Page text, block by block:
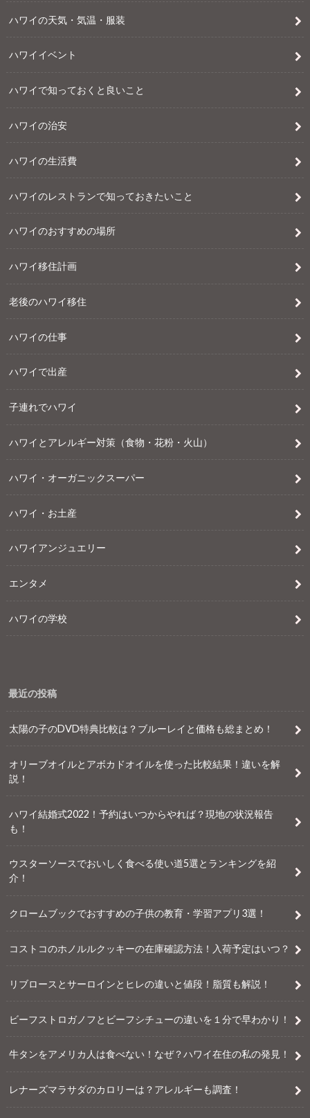
ハワイの天気・気温・服装
ハワイイベント
ハワイで知っておくと良いこと
ハワイの治安
ハワイの生活費
ハワイのレストランで知っておきたいこと
ハワイのおすすめの場所
ハワイ移住計画
老後のハワイ移住
ハワイの仕事
ハワイで出産
子連れでハワイ
ハワイとアレルギー対策（食物・花粉・火山）
ハワイ・オーガニックスーパー
ハワイ・お土産
ハワイアンジュエリー
エンタメ
ハワイの学校
最近の投稿
太陽の子のDVD特典比較は？ブルーレイと価格も総まとめ！
オリーブオイルとアボカドオイルを使った比較結果！違いを解
説！
ハワイ結婚式2022！予約はいつからやれば？現地の状況報告
も！
ウスターソースでおいしく食べる使い道5選とランキングを紹
介！
クロームブックでおすすめの子供の教育・学習アプリ3選！
コストコのホノルルクッキーの在庫確認方法！入荷予定はいつ？
リブロースとサーロインとヒレの違いと値段！脂質も解説！
ビーフストロガノフとビーフシチューの違いを１分で早わかり！
牛タンをアメリカ人は食べない！なぜ？ハワイ在住の私の発見！
レナーズマラサダのカロリーは？アレルギーも調査！